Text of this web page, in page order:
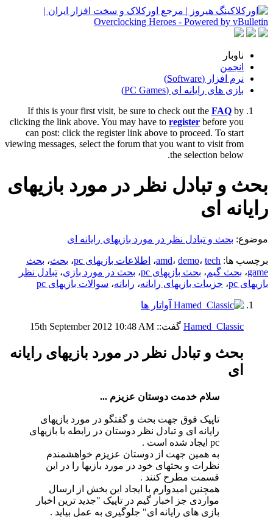
ناوبار
انجمن
نرم افزار (Software)
بازی های رایانه ای (PC Games)
If this is your first visit, be sure to check out the FAQ by
clicking the link above. You may have to register before you
can post: click the register link above to proceed. To start
viewing messages, select the forum that you want to visit from
the selection below.
بحث و تبادل نظر در مورد بازیهای
رایانه ای
موضوع: بحث و تبادل نظر در مورد بازیهای رایانه ای
برچسب ها: amd، demo، tech ، اطلاعات بازیهای pc ، بحث، بحث
game، بحث گیم، بحث بازیهای pc ، بحث در مورد بازی، تبادل نظر
بازیهای pc
، جزییات بازیهای رایانه، رایانه، سوالات بازیهای pc
Hamed_Classic گفت:: 15th September 2012 10:48 AM
بحث و تبادل نظر در مورد بازیهای رایانه
ای
سلام خدمت دوستان عزیزم ...
تاپیک فوق جهت بحث و گفتگو در مورد بازیهای
رایانه ای و تبادل نظر دوستان در رابطه با بازیهای
pc ایجاد شده است .
به همین جهت از دوستان عزیزم خواهشمندم
نظرات و بحثهای خود در مورد بازیها را در این
قسمت مطرح کنند .
همچنین امیدوارم با ایجاد این بخش از ارسال
مواردی جز اخبار گیم در تاپیک "جدید ترین اخبار
بازی های رایانه ای" جلوگیری به عمل بیاید .